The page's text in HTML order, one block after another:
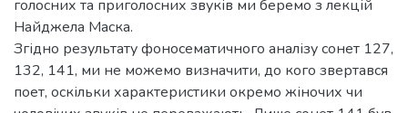
голосних та приголосних звуків ми беремо з лекцій
Найджела Маска.
Згідно результату фоносематичного аналізу сонет 127,
132, 141, ми не можемо визначити, до кого звертався
поет, оскільки характеристики окремо жіночих чи